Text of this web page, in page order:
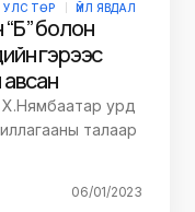
УЛС ТӨР ҮЙЛ ЯВДАЛ
болон
гэрээс
Х.Нямбаатар урд
талаар
06/01/2023